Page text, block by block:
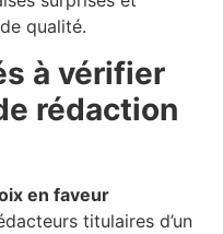
qualité.
à vérifier
rédaction
en faveur
titulaires d’un